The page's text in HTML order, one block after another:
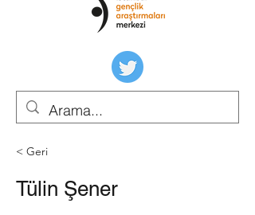
< Geri
Tülin Şener